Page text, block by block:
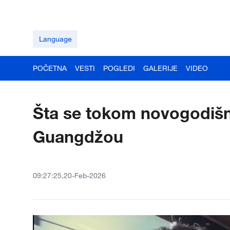
Language
POČETNA VESTI POGLEDI GALERIJE VIDEO
Šta se tokom
Guangdžou
09:27:25,20-Feb-2026